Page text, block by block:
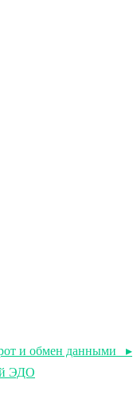
и обмен данными ▸
ЭДО